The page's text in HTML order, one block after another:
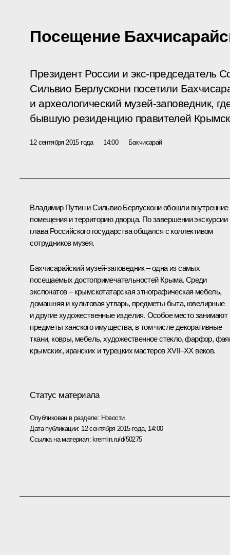
Посещение
Президент России и экс-председатель
Сильвио Берлускони посетили
и археологический музей-заповедник,
бывшую резиденцию правителей
12 сентября 2015 года 14:00 Бахчисарай
Владимир Путин иСильвио Берлускониобошли внутренние
помещения и территорию дворца. По завершении экскурсии
глава Российского государства общался с коллективом
сотрудников музея.
Бахчисарайский музей-заповедник – одна из самых
посещаемых достопримечательностей Крыма. Среди
экспонатов – крымскотатарская этнографическая мебель,
домашняя и культовая утварь, предметы быта, ювелирные
и другие художественные изделия. Особое место занимают
предметы ханского имущества, в том числе декоративные
ткани, ковры, мебель, художественное стекло, фарфор,
крымских, иранских и турецких мастеров XVII–XX веков.
Статус материала
Опубликован в разделе: Новости
Дата публикации: 12 сентября 2015 года, 14:00
Ссылка на материал: kremlin.ru/d/50275